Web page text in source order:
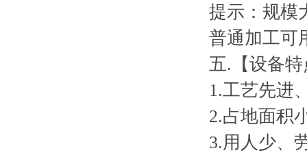
提示：规模
普通加工可
五. 【设备
1.工艺先进
2.占地面积
3.用人少、